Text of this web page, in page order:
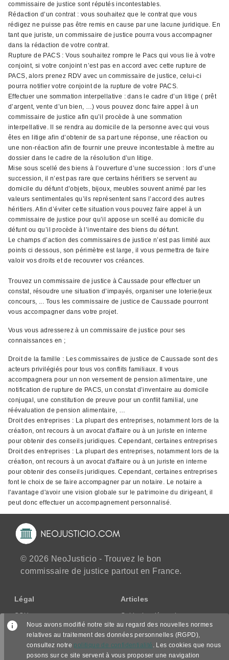
commissaire de justice sont réputés incontestables.
Rédaction d’un contrat : vous souhaitez que le contrat que vous
rédigez ne puisse pas être remis en cause par une lacune juridique. En
tant que juriste, un commissaire de justice pourra vous accompagner
dans la rédaction de votre contrat.
Rupture de PACS : Vous souhaitez rompre le Pacs qui vous lie à votre
conjoint, si votre conjoint n’est pas en accord avec cette rupture de
PACS, alors prenez RDV avec un commissaire de justice, celui-ci
pourra notifier votre conjoint de la rupture de votre PACS.
Effectuer une sommation interpellative : dans le cadre d’un litige ( prêt
d’argent, vente d’un bien, …) vous pouvez donc faire appel à un
commissaire de justice afin qu’il procède à une sommation
interpellative. Il se rendra au domicile de la personne avec qui vous
êtes en litige afin d’obtenir de sa part une réponse, une réaction ou
une non-réaction afin de fournir une preuve incontestable à mettre au
dossier dans le cadre de la résolution d’un litige.
Mise sous scellé des biens à l’ouverture d’une succession : lors d’une
succession, il n’est pas rare que certains héritiers se servent au
domicile du défunt d’objets, bijoux, meubles souvent animé par les
valeurs sentimentales qu’ils représentent sans l’accord des autres
héritiers. Afin d’éviter cette situation vous pouvez faire appel à un
commissaire de justice pour qu’il appose un scellé au domicile du
défunt ou qu’il procède à l’inventaire des biens du défunt.
Le champs d’action des commissaires de justice n’est pas limité aux
points ci dessous, son périmètre est large, il vous permettra de faire
valoir vos droits et de recouvrer vos créances.
Trouvez un commissaire de justice à Caussade pour effectuer un
constat, résoudre une situation d’impayés, organiser une loterie/jeux
concours, ... Tous les commissaire de justice de Caussade pourront
vous accompagner dans votre projet.
Vous vous adresserez à un commissaire de justice pour ses
connaissances en ;
Droit de la famille : Les commissaires de justice de Caussade sont des
acteurs privilégiés pour tous vos conflits familiaux. Il vous
accompagnera pour un non versement de pension alimentaire, une
notification de rupture de PACS, un constat d’inventaire au domicile
conjugal, une constitution de preuve pour un conflit familial, une
réévaluation de pension alimentaire, …
Droit des entreprises : La plupart des entreprises, notamment lors de la
création, ont recours à un avocat d'affaire ou à un juriste en interne
pour obtenir des conseils juridiques. Cependant, certaines entreprises
Droit des entreprises : La plupart des entreprises, notamment lors de la
création, ont recours à un avocat d'affaire ou à un juriste en interne
pour obtenir des conseils juridiques. Cependant, certaines entreprises
font le choix de se faire accompagner par un notaire. Le notaire a
l'avantage d'avoir une vision globale sur le patrimoine du dirigeant, il
peut donc effectuer un accompagnement personnalisé.
© 2026 NeoJusticio - Trouvez le bon
commissaire de justice partout en France.
Légal
CGU
CGV/CPPS
Politique de confidentialité
Articles
Guide des démarches
Nous avons modifié notre site au regard des nouvelles normes
relatives au traitement des données personnelles (RGPD),
consultez notre politique de confidentialité . Les cookies que nous
posons sur ce site servent à vous proposer une navigation